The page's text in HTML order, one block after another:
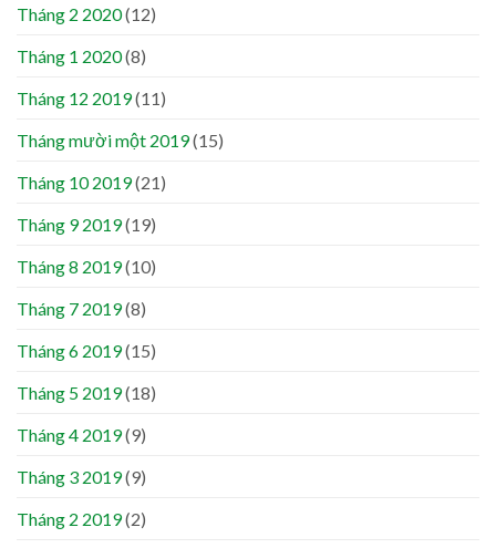
Tháng 2 2020(12)
Tháng 1 2020(8)
Tháng 12 2019(11)
Tháng mười một 2019(15)
Tháng 10 2019(21)
Tháng 9 2019(19)
Tháng 8 2019(10)
Tháng 7 2019(8)
Tháng 6 2019(15)
Tháng 5 2019(18)
Tháng 4 2019(9)
Tháng 3 2019(9)
Tháng 2 2019(2)